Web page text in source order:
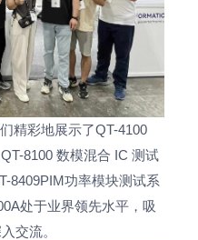
彩地展示了QT-4100
8100 数模混合 IC 测试
8409PIM功率模块测试系
处于业界领先水平，吸
交流。